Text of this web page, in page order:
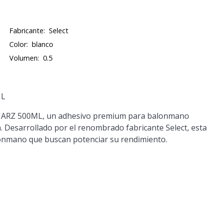
Fabricante: Select
Color: blanco
Volumen: 0.5
500ML, un adhesivo premium para balonmano
por el renombrado fabricante Select, esta
que buscan potenciar su rendimiento.